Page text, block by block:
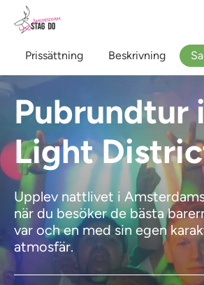
Pubrundtur
Light
Upplev nattlivet i
när du besöker de bästa
var och en med sin egen
atmosfär.
Prissättning Beskrivning